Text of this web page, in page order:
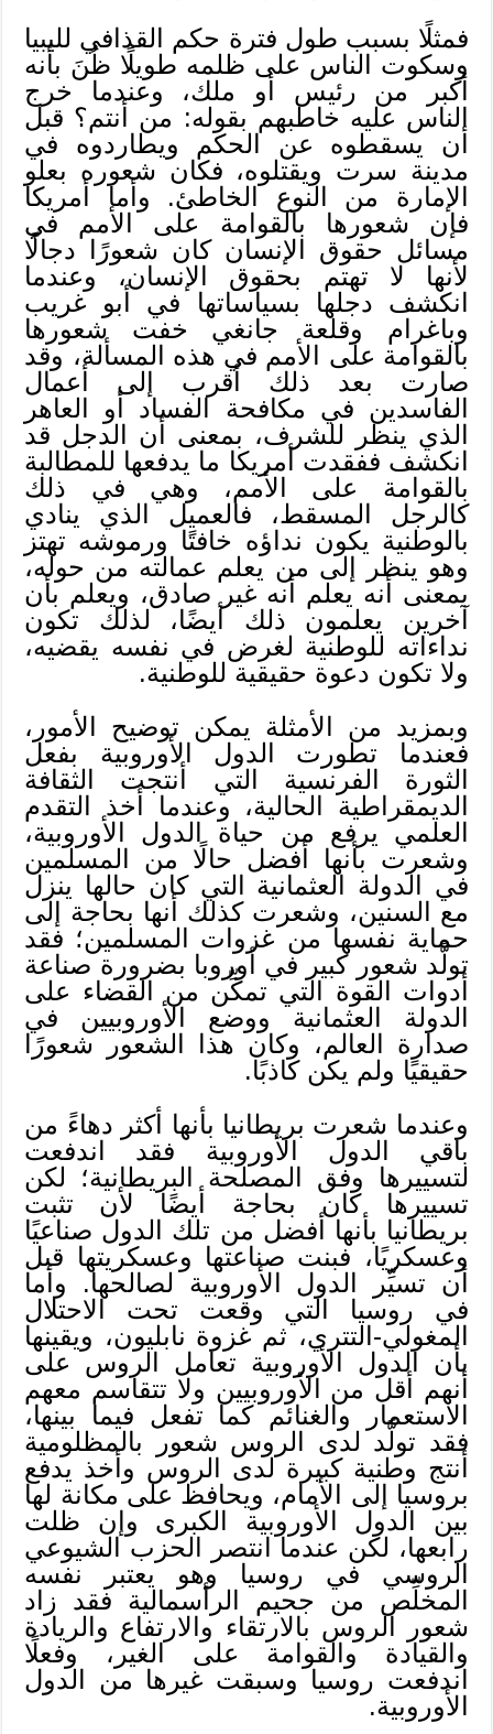
فمثلًا بسبب طول فترة حكم القذافي لليبيا
وسكوت الناس على ظلمه طويلًا ظُنَ بأنه
أكبر من رئيس أو ملك، وعندما خرج
الناس عليه خاطبهم بقوله: من أنتم؟ قبل
أن يسقطوه عن الحكم ويطاردوه في
مدينة سرت ويقتلوه، فكان شعوره بعلو
الإمارة من النوع الخاطئ. وأما أمريكا
فإن شعورها بالقوامة على الأمم في
مسائل حقوق الإنسان كان شعورًا دجالًا
لأنها لا تهتم بحقوق الإنسان، وعندما
انكشف دجلها بسياساتها في أبو غريب
وباغرام وقلعة جانغي خفت شعورها
بالقوامة على الأمم في هذه المسألة، وقد
صارت بعد ذلك أقرب إلى أعمال
الفاسدين في مكافحة الفساد أو العاهر
الذي ينظر للشرف، بمعنى أن الدجل قد
انكشف ففقدت أمريكا ما يدفعها للمطالبة
بالقوامة على الأمم، وهي في ذلك
كالرجل المسقط، فالعميل الذي ينادي
بالوطنية يكون نداؤه خافتًا ورموشه تهتز
وهو ينظر إلى من يعلم عمالته من حوله،
بمعنى أنه يعلم أنه غير صادق، ويعلم بأن
آخرين يعلمون ذلك أيضًا، لذلك تكون
نداءاته للوطنية لغرض في نفسه يقضيه،
ولا تكون دعوة حقيقية للوطنية.
وبمزيد من الأمثلة يمكن توضيح الأمور،
فعندما تطورت الدول الأوروبية بفعل
الثورة الفرنسية التي أنتجت الثقافة
الديمقراطية الحالية، وعندما أخذ التقدم
العلمي يرفع من حياة الدول الأوروبية،
وشعرت بأنها أفضل حالًا من المسلمين
في الدولة العثمانية التي كان حالها ينزل
مع السنين، وشعرت كذلك أنها بحاجة إلى
حماية نفسها من غزوات المسلمين؛ فقد
تولَّد شعور كبير في أوروبا بضرورة صناعة
أدوات القوة التي تمكِّن من القضاء على
الدولة العثمانية ووضع الأوروبيين في
صدارة العالم، وكان هذا الشعور شعورًا
حقيقيًا ولم يكن كاذبًا.
وعندما شعرت بريطانيا بأنها أكثر دهاءً من
باقي الدول الأوروبية فقد اندفعت
لتسييرها وفق المصلحة البريطانية؛ لكن
تسييرها كان بحاجة أيضًا لأن تثبت
بريطانيا بأنها أفضل من تلك الدول صناعيًا
وعسكريًا، فبنت صناعتها وعسكريتها قبل
أن تسيِّر الدول الأوروبية لصالحها. وأما
في روسيا التي وقعت تحت الاحتلال
المغولي-التتري، ثم غزوة نابليون، ويقينها
بأن الدول الأوروبية تعامل الروس على
أنهم أقل من الأوروبيين ولا تتقاسم معهم
الاستعمار والغنائم كما تفعل فيما بينها،
فقد تولَّد لدى الروس شعور بالمظلومية
أنتج وطنية كبيرة لدى الروس وأخذ يدفع
بروسيا إلى الأمام، ويحافظ على مكانة لها
بين الدول الأوروبية الكبرى وإن ظلت
رابعها، لكن عندما انتصر الحزب الشيوعي
الروسي في روسيا وهو يعتبر نفسه
المخلِّص من جحيم الرأسمالية فقد زاد
شعور الروس بالارتقاء والارتفاع والريادة
والقيادة والقوامة على الغير، وفعلًا
اندفعت روسيا وسبقت غيرها من الدول
الأوروبية.